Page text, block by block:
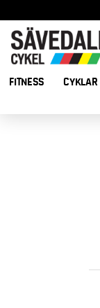
FITNESS CYKLAR